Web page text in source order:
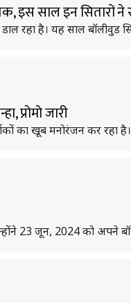
इस साल इन सितारों ने
है। यह साल बॉलीवुड
प्रोमो जारी
का खूब मनोरंजन कर रहा है।
23 जून, 2024 को अपने